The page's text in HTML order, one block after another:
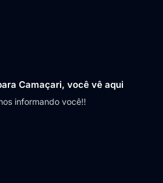
Camaçari, você vê aqui
informando você!!